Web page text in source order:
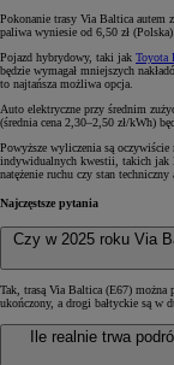
Pokonanie trasy Via Baltica autem
paliwa wyniesie od 6,50 zł
Pojazd hybrydowy, taki jak Toyota
będzie wymagał mniejszych
to najtańsza możliwa opcja.
Auto elektryczne przy średnim
(średnia cena 2,30–2,50 zł/kWh)
Powyższe wyliczenia są
indywidualnych kwestii, takich jak
natężenie ruchu czy stan techniczny
Najczęstsze pytania
Czy w 2025 roku Via
Tak, trasą Via Baltica (E67) można
ukończony, a drogi bałtyckie są w
Ile realnie trwa